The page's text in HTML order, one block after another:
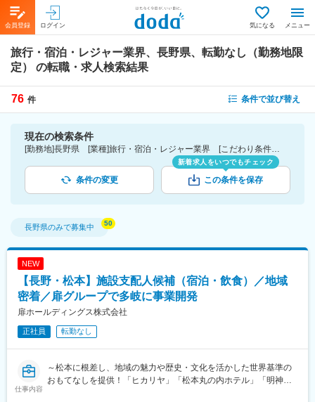
会員登録 ログイン 気になる メニュー
旅行・宿泊・レジャー業界、長野県、転勤なし（勤務地限
定）
の転職・求人検索結果
76 件 条件で並び替え
現在の検索条件
[勤務地]長野県 [業種]旅行・宿泊・レジャー業界 [こだわり条件ピックアップ]転勤なし（勤務地限定） [詳細条件](募集・採用情報)転勤なし（勤務地限定）
条件の変更
新着求人をいつでもチェック
この条件を保存
長野県のみで募集中
NEW
【長野・松本】施設支配人候補（宿泊・飲食）／地域
密着／扉グループで多岐に事業開発
扉ホールディングス株式会社
正社員 転勤なし
仕事内容
～松本に根差し、地域の魅力や歴史・文化を活かした世界基準の
おもてなしを提供！「ヒカリヤ」「松本丸の内ホテル」「明神